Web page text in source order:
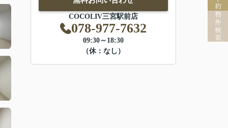
物件検索
COCOLIV三宮駅前店
078-977-7632
09:30～18:30
（休：なし）